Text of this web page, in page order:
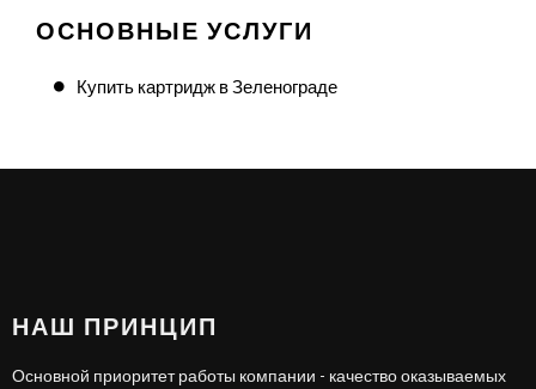
ОСНОВНЫЕ УСЛУГИ
Купить картридж в Зеленограде
НАШ ПРИНЦИП
Основной приоритет работы компании - качество оказываемых